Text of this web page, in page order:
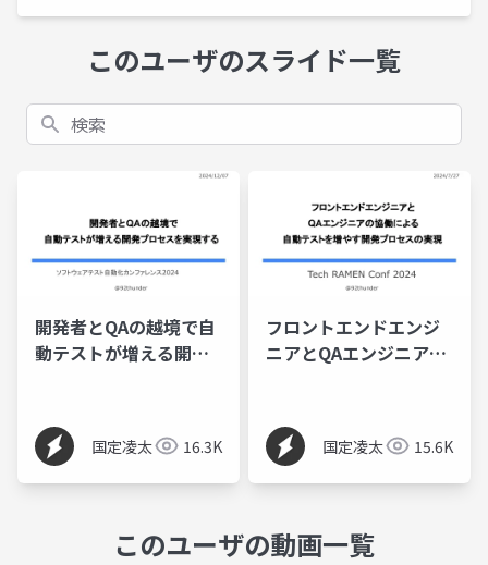
このユーザのスライド一覧
検索
開発者とQAの越境で自
動テストが増える開発
国定凌太 16.3K
フロントエンドエンジ
ニアとQAエンジニアの
国定凌太 15.6K
このユーザの動画一覧